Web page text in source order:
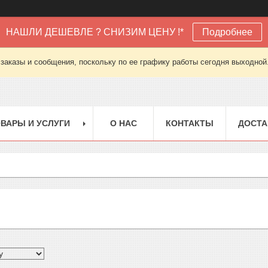
НАШЛИ ДЕШЕВЛЕ ? СНИЗИМ ЦЕНУ !* Подробнее
и сообщения, поскольку по ее графику работы сегодня
И УСЛУГИ О НАС КОНТАКТЫ